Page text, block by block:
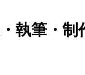
執筆・